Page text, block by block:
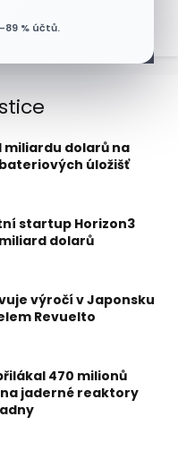
% účtů.
miliardu dolarů na
úložišť
startup Horizon3
dolarů
výročí v Japonsku
Revuelto
470 milionů
jaderné reaktory